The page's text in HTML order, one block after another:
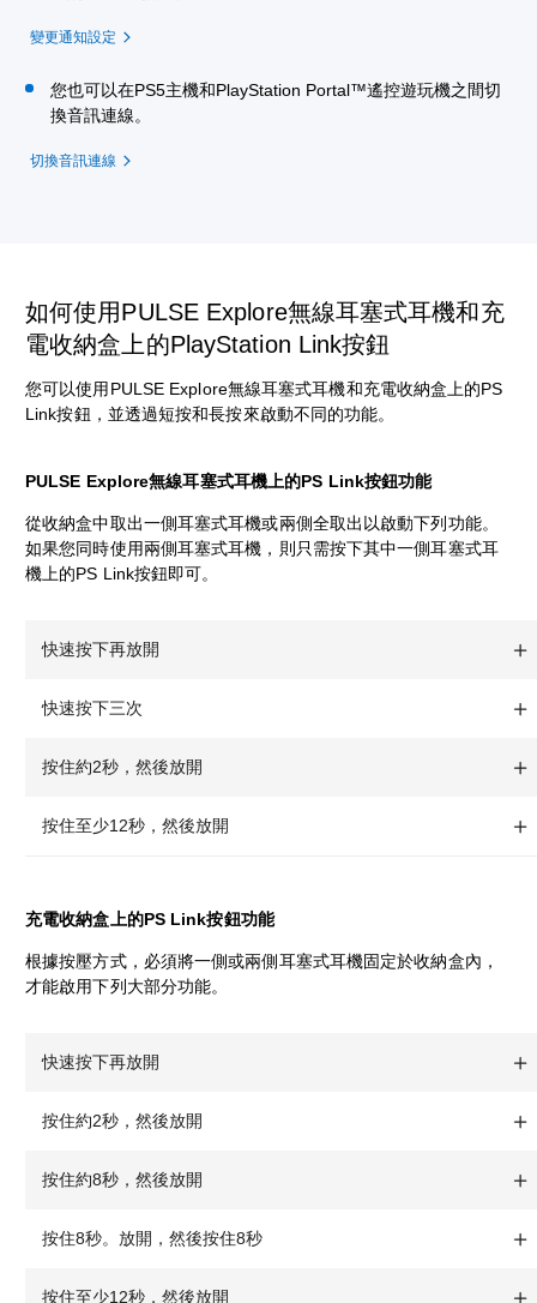
變更通知設定
您也可以在PS5主機和PlayStation Portal™遙控遊玩機之間切
換音訊連線。
切換音訊連線
如何使用PULSE Explore無線耳塞式耳機和充
電收納盒上的PlayStation Link按鈕
您可以使用PULSE Explore無線耳塞式耳機和充電收納盒上的PS
Link按鈕，並透過短按和長按來啟動不同的功能。
PULSE Explore無線耳塞式耳機上的PS Link按鈕功能
從收納盒中取出一側耳塞式耳機或兩側全取出以啟動下列功能。
如果您同時使用兩側耳塞式耳機，則只需按下其中一側耳塞式耳
機上的PS Link按鈕即可。
快速按下再放開
快速按下三次
按住約2秒，然後放開
按住至少12秒，然後放開
充電收納盒上的PS Link按鈕功能
根據按壓方式，必須將一側或兩側耳塞式耳機固定於收納盒內，
才能啟用下列大部分功能。
快速按下再放開
按住約2秒，然後放開
按住約8秒，然後放開
按住8秒。放開，然後按住8秒
按住至少12秒，然後放開